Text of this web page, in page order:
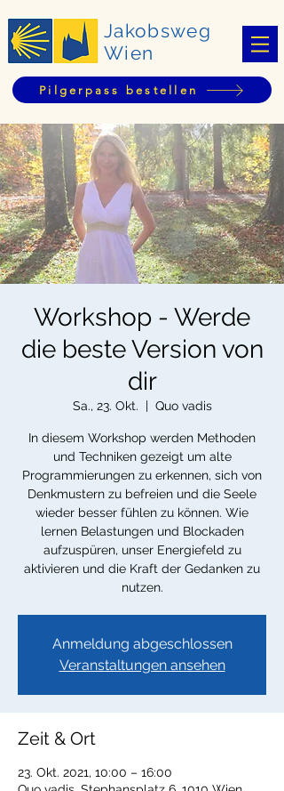
Jakobsweg
Wien
Pilgerpass bestellen
Workshop - Werde
die beste Version von
dir
Sa., 23. Okt.
  |
Quo vadis
In diesem Workshop werden Methoden
und Techniken gezeigt um alte
Programmierungen zu erkennen, sich von
Denkmustern zu befreien und die Seele
wieder besser fühlen zu können. Wie
lernen Belastungen und Blockaden
aufzuspüren, unser Energiefeld zu
aktivieren und die Kraft der Gedanken zu
nutzen.
Anmeldung abgeschlossen
Veranstaltungen ansehen
Zeit & Ort
23. Okt. 2021, 10:00 – 16:00